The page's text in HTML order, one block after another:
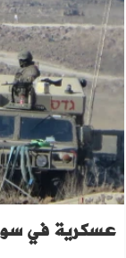
"نيويورك
عسكرية في